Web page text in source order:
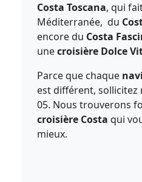
Costa Toscana, qui
Méditerranée, du
encore du Costa
unecroisière Dolce
Parce que chaque
est différent, sollicitez
05. Nous trouverons
croisière Costa qui
mieux.